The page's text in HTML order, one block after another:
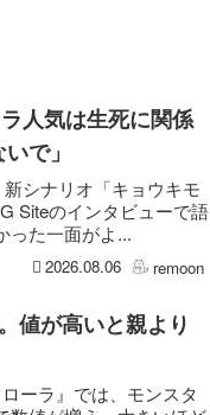
人気は生死に関係
で」
シナリオ「キョウキモ
Siteのインタビューで語
った一面がよ...
2026.08.06 remoon
値が高いと親より
ーラ』では、モンスタ